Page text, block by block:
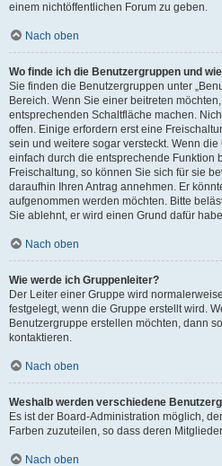
einem nichtöffentlichen Forum zu geben.
Nach oben
Wo finde ich die Benutzergruppen und
Sie finden die Benutzergruppen unter
Bereich. Wenn Sie einer beitreten
entsprechenden Schaltfläche machen.
offen. Einige erfordern erst eine
sein und weitere sogar versteckt. Wenn
einfach durch die entsprechende Funktion
Freischaltung, so können Sie sich für sie
daraufhin Ihren Antrag annehmen. Er
aufgenommen werden möchten. Bitte
Sie ablehnt, er wird einen Grund dafür
Nach oben
Wie werde ich Gruppenleiter?
Der Leiter einer Gruppe wird
festgelegt, wenn die Gruppe erstellt wird.
Benutzergruppe erstellen möchten, dann
kontaktieren.
Nach oben
Weshalb werden verschiedene
Es ist der Board-Administration möglich,
Farben zuzuteilen, so dass deren
Nach oben